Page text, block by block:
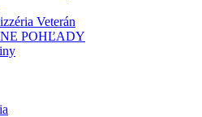
Veterán
POHĽADY